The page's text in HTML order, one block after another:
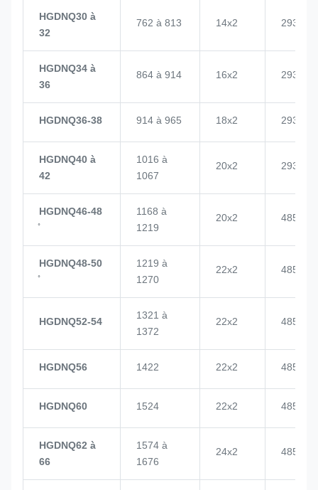
HGDNQ30 à
32
762 à 813 14x2 2937
HGDNQ34 à
36
864 à 914 16x2 2937
HGDNQ36-38 914 à 965 18x2 2937
HGDNQ40 à
42
1016 à
1067
20x2 2937
HGDNQ46-48
1168 à
1219
20x2 4855
HGDNQ48-50
1219 à
1270
22x2 4855
HGDNQ52-54
1321 à
1372
22x2 4855
HGDNQ56 1422 22x2 4855
HGDNQ60 1524 22x2 4855
HGDNQ62 à
66
1574 à
1676
24x2 4855